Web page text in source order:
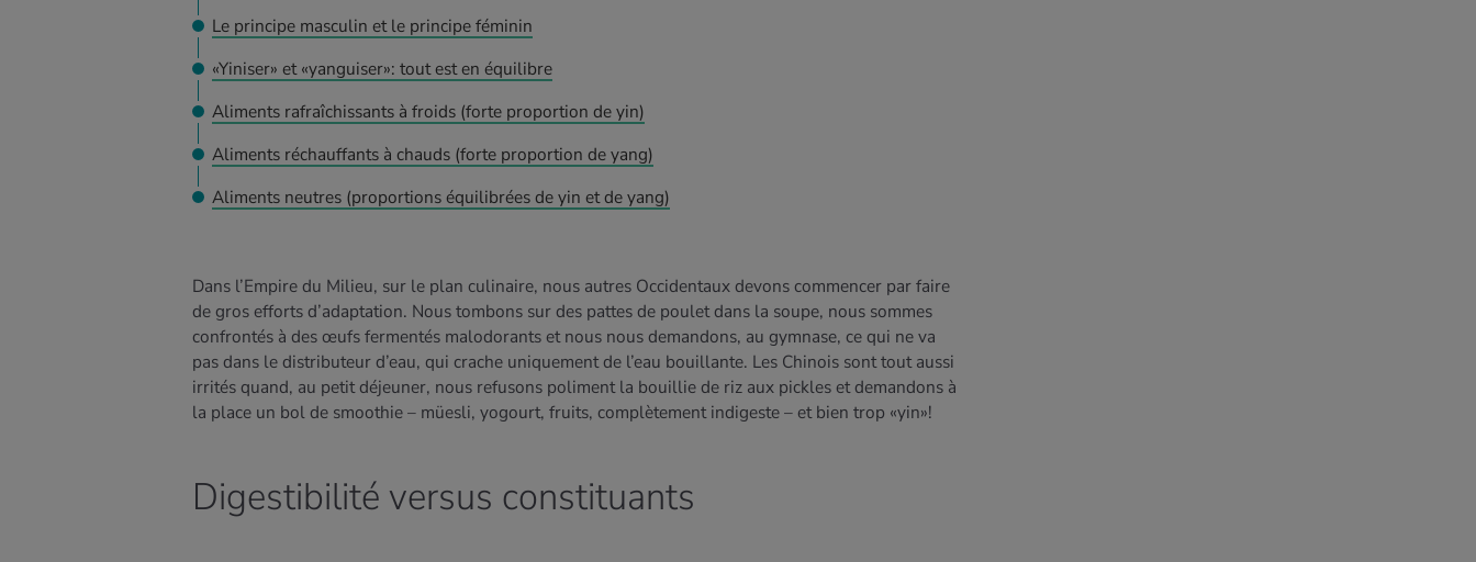
Le principe masculin et le principe féminin
«Yiniser» et «yanguiser»: tout est en équilibre
Aliments rafraîchissants à froids (forte proportion de yin)
Aliments réchauffants à chauds (forte proportion de yang)
Aliments neutres (proportions équilibrées de yin et de yang)
Dans l’Empire du Milieu, sur le plan culinaire, nous autres Occidentaux devons commencer par faire
de gros efforts d’adaptation. Nous tombons sur des pattes de poulet dans la soupe, nous sommes
confrontés à des œufs fermentés malodorants et nous nous demandons, au gymnase, ce qui ne va
pas dans le distributeur d’eau, qui crache uniquement de l’eau bouillante. Les Chinois sont tout aussi
irrités quand, au petit déjeuner, nous refusons poliment la bouillie de riz aux pickles et demandons à
la place un bol de smoothie – müesli, yogourt, fruits, complètement indigeste – et bien trop «yin»!
Digestibilité versus constituants